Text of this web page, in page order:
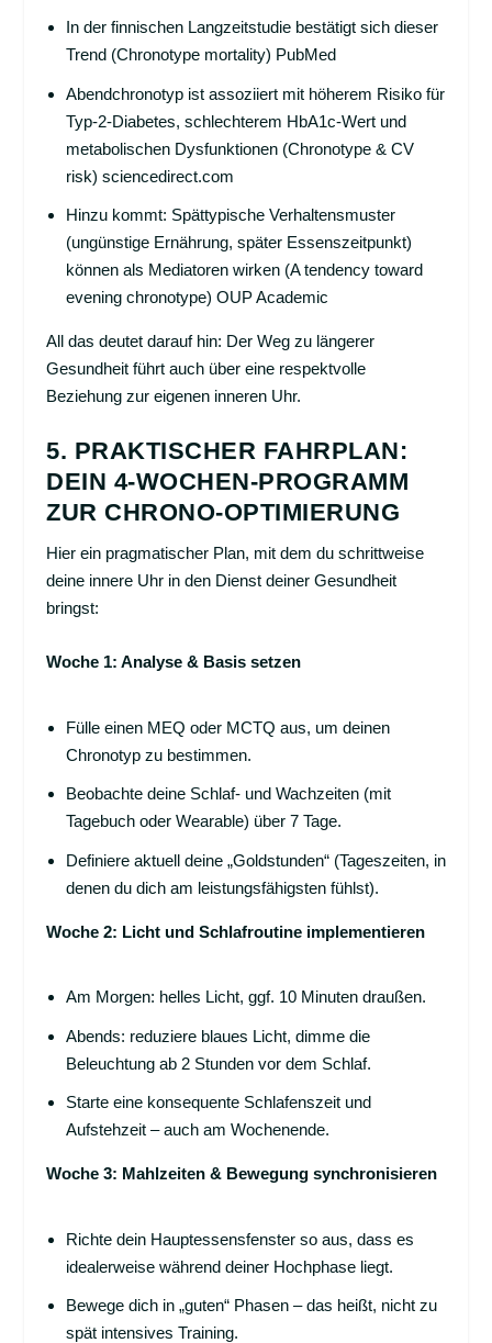
In der finnischen Langzeitstudie bestätigt sich dieser
Trend (Chronotype mortality) PubMed
Abendchronotyp ist assoziiert mit höherem Risiko für
Typ-2-Diabetes, schlechterem HbA1c-Wert und
metabolischen Dysfunktionen (Chronotype & CV
risk) sciencedirect.com
Hinzu kommt: Spättypische Verhaltensmuster
(ungünstige Ernährung, später Essenszeitpunkt)
können als Mediatoren wirken (A tendency toward
evening chronotype) OUP Academic
All das deutet darauf hin: Der Weg zu längerer
Gesundheit führt auch über eine respektvolle
Beziehung zur eigenen inneren Uhr.
5. PRAKTISCHER FAHRPLAN:
DEIN 4-WOCHEN-PROGRAMM
ZUR CHRONO-OPTIMIERUNG
Hier ein pragmatischer Plan, mit dem du schrittweise
deine innere Uhr in den Dienst deiner Gesundheit
bringst:
Woche 1: Analyse & Basis setzen
Fülle einen MEQ oder MCTQ aus, um deinen
Chronotyp zu bestimmen.
Beobachte deine Schlaf- und Wachzeiten (mit
Tagebuch oder Wearable) über 7 Tage.
Definiere aktuell deine „Goldstunden“ (Tageszeiten, in
denen du dich am leistungsfähigsten fühlst).
Woche 2: Licht und Schlafroutine implementieren
Am Morgen: helles Licht, ggf. 10 Minuten draußen.
Abends: reduziere blaues Licht, dimme die
Beleuchtung ab 2 Stunden vor dem Schlaf.
Starte eine konsequente Schlafenszeit und
Aufstehzeit – auch am Wochenende.
Woche 3: Mahlzeiten & Bewegung synchronisieren
Richte dein Hauptessensfenster so aus, dass es
idealerweise während deiner Hochphase liegt.
Bewege dich in „guten“ Phasen – das heißt, nicht zu
spät intensives Training.